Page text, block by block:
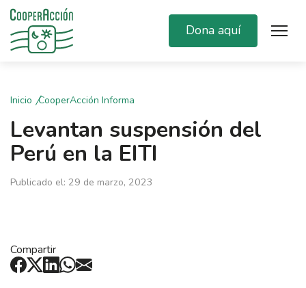
Dona aquí
Inicio CooperAcción Informa
Levantan suspensión del
Perú en la EITI
Publicado el: 29 de marzo, 2023
Compartir